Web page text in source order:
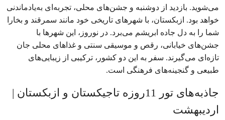
می‌شوید. بازدید از دوشنبه و جشن‌های محلی، تجربه‌ای به‌یادماندنی
خواهد بود. ازبکستان، با شهرهای تاریخی خود مانند سمرقند و بخارا
شما را به دل جاده ابریشم می‌برد. در نوروز، این شهرها با
جشن‌های خیابانی، رقص و موسیقی سنتی و غذاهای محلی جان
تازه‌ای می‌گیرند. سفر به این دو کشور، ترکیبی از زیبایی‌های
طبیعی و گنجینه‌های فرهنگی است.
جاذبه‌های تور 11روزه تاجیکستان و ازبکستان |
اردیبهشت